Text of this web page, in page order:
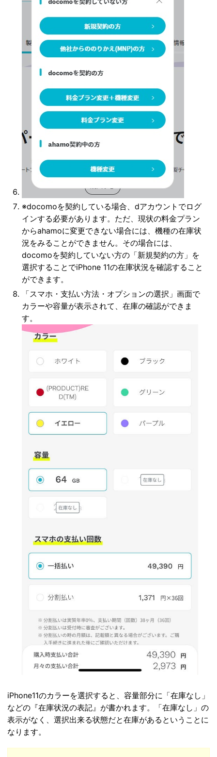
※docomoを契約している場合、dアカウントでログ
インする必要があります。ただ、現状の料金プラン
からahamoに変更できない場合には、機種の在庫状
況をみることができません。その場合には、
docomoを契約していない方の「新規契約の方」を
選択することでiPhone 11の在庫状況を確認すること
ができます。
「スマホ・支払い方法・オプションの選択」画面で
カラーや容量が表示されて、在庫の確認ができま
す。
iPhone11のカラーを選択すると、容量部分に「在庫なし」
などの『在庫状況の表記』が書かれます。「在庫なし」の
表示がなく、選択出来る状態だと在庫があるということに
なります。